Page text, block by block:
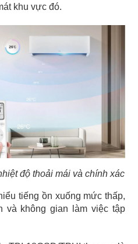
khu vực đó.
độ thoải mái và chính xác
tiếng ồn xuống mức thấp,
và không gian làm việc tập